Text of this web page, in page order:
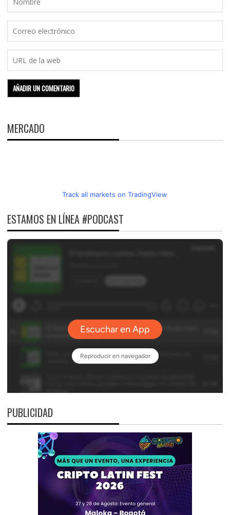
MERCADO
Track all markets on TradingView
ESTAMOS EN LÍNEA #PODCAST
PUBLICIDAD